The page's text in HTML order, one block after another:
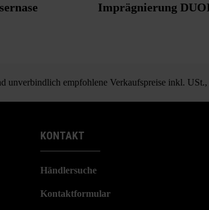
Imprägnierung
unverbindlich empfohlene Verkaufspreise inkl.
KONTAKT
Händlersuche
Kontaktformular